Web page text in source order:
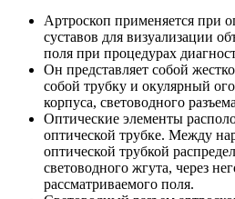
Артроскоп применяется при
суставов для визуализации
поля при процедурах
Он представляет собой
собой трубку и окулярный
корпуса, световодного
Оптические элементы
оптической трубке. Между
оптической трубкой
световодного жгута, через
рассматриваемого поля.